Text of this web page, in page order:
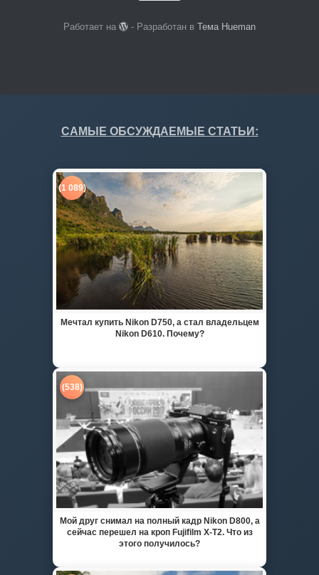
Работает на - Разработан вТема Hueman
САМЫЕ ОБСУЖДАЕМЫЕ СТАТЬИ:
(1 089)
Мечтал купить Nikon D750, а стал владельцем
Nikon D610. Почему?
(538)
Мой друг снимал на полный кадр Nikon D800, а
сейчас перешел на кроп Fujifilm X-T2. Что из
этого получилось?